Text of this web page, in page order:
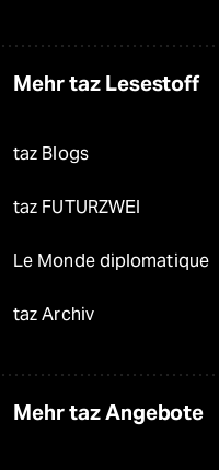
Mehr taz Lesestoff
taz Blogs
taz FUTURZWEI
Le Monde diplomatique
taz Archiv
Mehr taz Angebote